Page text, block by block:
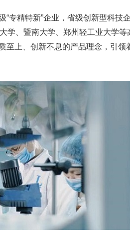
专精特新”企业，省级创新型科技
学、暨南大学、郑州轻工业大学等
至上、创新不息的产品理念，引领